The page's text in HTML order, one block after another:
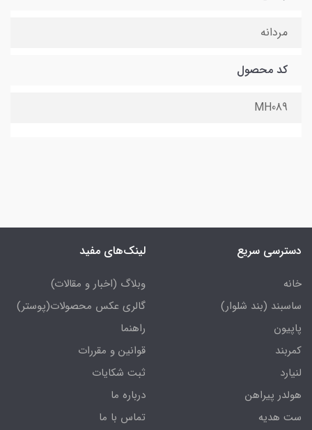
مردانه
کد محصول
MH089
دسترسی سریع
خانه
ساسبند (بند شلوار)
پاپیون
کمربند
لنیارد
هولدر پیراهن
ست هدیه
لینک‌های مفید
وبلاگ (اخبار و مقالات)
گالری عکس محصولات(پوستر)
راهنما
قوانین و مقررات
ثبت شکایات
درباره ما
تماس با ما